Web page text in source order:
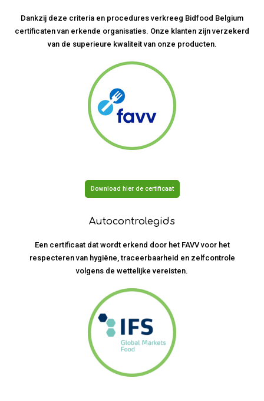
Dankzij deze criteria en procedures verkreeg Bidfood Belgium
certificaten van erkende organisaties. Onze klanten zijn verzekerd
van de superieure kwaliteit van onze producten.
Download hier de certificaat
Autocontrolegids
Een certificaat dat wordt erkend door het FAVV voor het
respecteren van hygiëne, traceerbaarheid en zelfcontrole
volgens de wettelijke vereisten.